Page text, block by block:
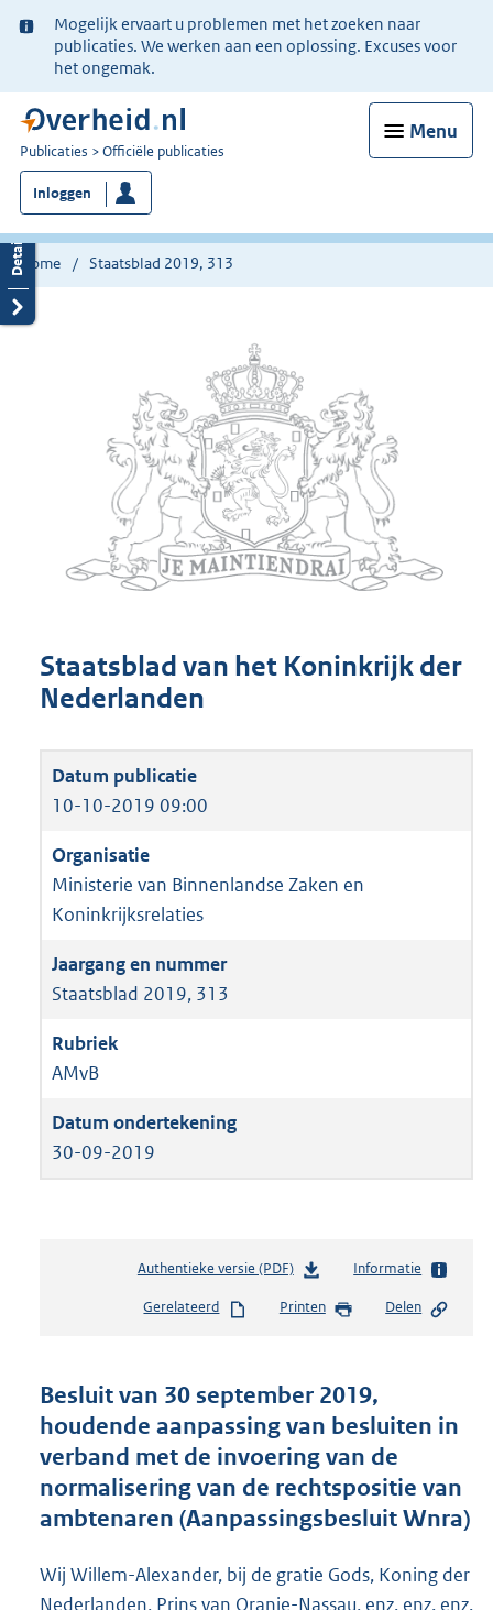
Ter
informatie:
Mogelijk ervaart u problemen met het zoeken naar
publicaties. We werken aan een oplossing. Excuses voor
het ongemak.
Menu
U
bent
nu
hier:
Publicaties Officiële publicaties
Inloggen
Home Staatsblad 2019, 313
Staatsblad van het Koninkrijk der
Nederlanden
10-10-2019 09:00
Ministerie van Binnenlandse Zaken en
Koninkrijksrelaties
Staatsblad 2019, 313
AMvB
30-09-2019
Authentieke versie (PDF)b
s
d
s
g
o
o
t
Informatie
Gerelateerd Printen Delen
Besluit van 30 september 2019,
houdende aanpassing van besluiten in
verband met de invoering van de
normalisering van de rechtspositie van
ambtenaren (Aanpassingsbesluit Wnra)
Wij Willem-Alexander, bij de gratie Gods, Koning der
Nederlanden, Prins van Oranje-Nassau, enz. enz. enz.